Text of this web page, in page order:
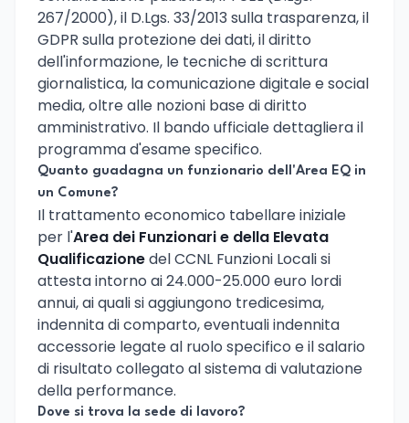
267/2000), il D.Lgs. 33/2013 sulla trasparenza, il
GDPR sulla protezione dei dati, il diritto
dell'informazione, le tecniche di scrittura
giornalistica, la comunicazione digitale e social
media, oltre alle nozioni base di diritto
amministrativo. Il bando ufficiale dettagliera il
programma d'esame specifico.
Quanto guadagna un funzionario dell'Area EQ in
un Comune?
Il trattamento economico tabellare iniziale
per l'Area dei Funzionari e della Elevata
Qualificazionedel CCNL Funzioni Locali si
attesta intorno ai 24.000-25.000 euro lordi
annui, ai quali si aggiungono tredicesima,
indennita di comparto, eventuali indennita
accessorie legate al ruolo specifico e il salario
di risultato collegato al sistema di valutazione
della performance.
Dove si trova la sede di lavoro?